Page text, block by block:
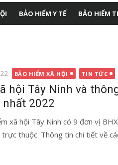
BẢO HIỂM Y TẾ BẢO HIỂM
BẢO HIỂM XÃ HỘI TIN TỨC
hội Tây Ninh và
2022
xã hội Tây Ninh có 9 đơn vị
thuộc. Thông tin chi tiết về